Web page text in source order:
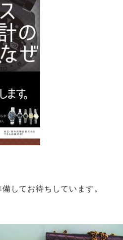
してお待ちしています。